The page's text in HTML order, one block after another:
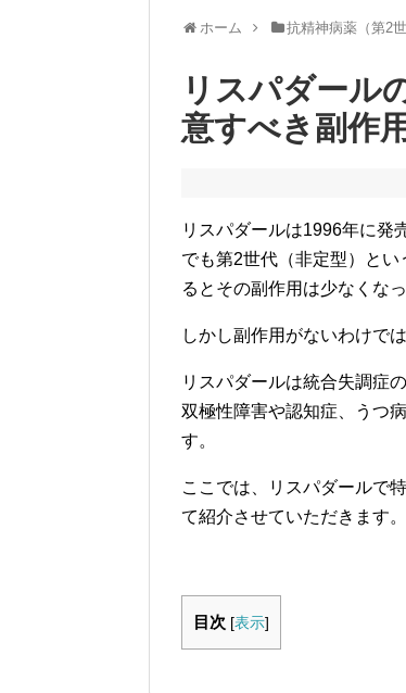
ホーム 抗精神病薬（第2世
リスパダール
意すべき副作
リスパダールは1996年に発
でも第2世代（非定型）と
るとその副作用は少なくなっ
しかし副作用がないわけで
リスパダールは統合失調症
双極性障害や認知症、うつ
す。
ここでは、リスパダールで
て紹介させていただきます。
目次 [表示]